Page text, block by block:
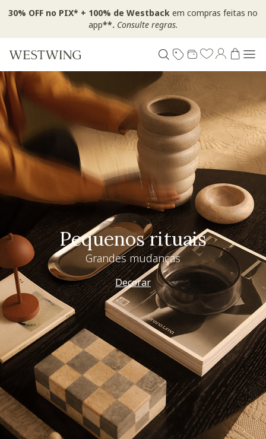
30% OFF no PIX* + 100% de Westback em compras feitas no
app**. Consulte regras.
Pequenos rituais
Grandes mudanças
Decorar